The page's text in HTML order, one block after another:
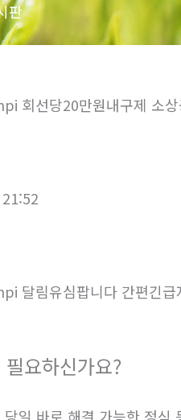
판
회선당20만원내구제 소
달림유심팝니다 간편긴
요하신가요?